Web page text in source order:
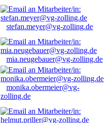
stefan.meyer@vg-zolling.de
mia.neugebauer@vg-zolling.de
monika.obermeier@vg-
zolling.de